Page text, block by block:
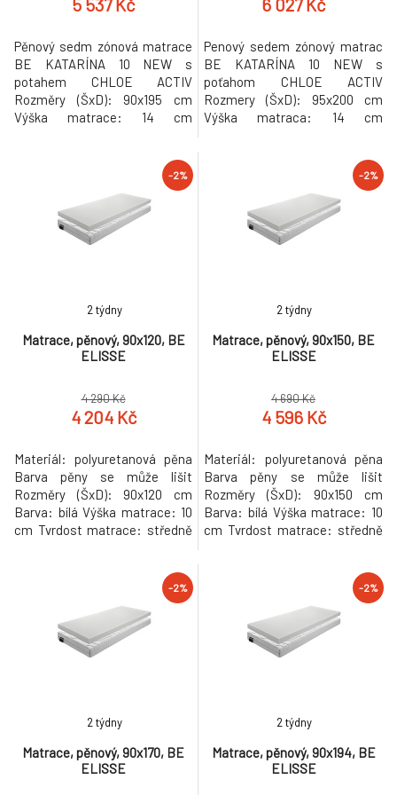
5 537 Kč
Pěnový sedm zónová matrace
BE KATARÍNA 10 NEW s
potahem CHLOE ACTIV
Rozměry (ŠxD): 90x195 cm
Výška matrace: 14 cm
pružný lamelový (předpjaté,
pružné lamely) Mezera mezi
lamelami max. 6 cm Tloušťka
lamel 0,5-1 cm Tvrdost
matrace: středně tvrdý
6 027 Kč
Penový sedem zónový matrac
BE KATARÍNA 10 NEW s
poťahom CHLOE ACTIV
Rozmery (ŠxD): 95x200 cm
Výška matraca: 14 cm
pěny se může lišit
Doporučujeme pružný lamelový
(předpjaté, pružné lamely)
Mezera mezi lamelami max. 6
cm Tloušťka lamel 0,5-1 cm
-2%
Matrace, pěnový, 90x120, BE
ELISSE
2 týdny
4 290 Kč
4 204 Kč
Materiál: polyuretanová pěna
Barva pěny se může lišit
Rozměry (ŠxD): 90x120 cm
Barva: bílá Výška matrace: 10
cm Tvrdost matrace: středně
TEX STANDARD Nosnost: 80
kg Určený na lamelový rošt
oboustranný Obě strany stejně
tvrdé antibakteriální
ANTIROZTOČOVÁ Složený z
-2%
Matrace, pěnový, 90x150, BE
ELISSE
2 týdny
4 690 Kč
4 596 Kč
Materiál: polyuretanová pěna
Barva pěny se může lišit
Rozměry (ŠxD): 90x150 cm
Barva: bílá Výška matrace: 10
cm Tvrdost matrace: středně
TEX STANDARD Nosnost: 80
kg Určený na lamelový rošt
oboustranný Obě strany stejně
tvrdé antibakteriální
ANTIROZTOČOVÁ Složený z
-2%
Matrace, pěnový, 90x170, BE
ELISSE
2 týdny
-2%
Matrace, pěnový, 90x194, BE
ELISSE
2 týdny